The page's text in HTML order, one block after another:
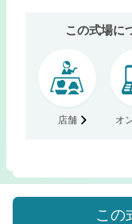
この式場に
店舗 オ
この